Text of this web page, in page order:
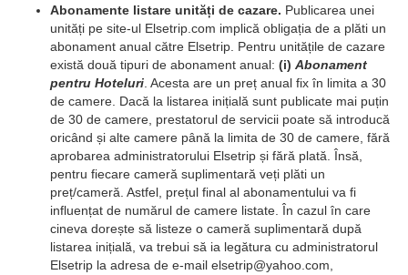
Abonamente listare unități de cazare. Publicarea unei
unități pe site-ul Elsetrip.com implică obligația de a plăti un
abonament anual către Elsetrip. Pentru unitățile de cazare
există două tipuri de abonament anual: (i) Abonament
pentru Hoteluri . Acesta are un preț anual fix în limita a 30
de camere. Dacă la listarea inițială sunt publicate mai puțin
de 30 de camere, prestatorul de servicii poate să introducă
oricând și alte camere până la limita de 30 de camere, fără
aprobarea administratorului Elsetrip și fără plată. Însă,
pentru fiecare cameră suplimentară veți plăti un
preț/cameră. Astfel, prețul final al abonamentului va fi
influențat de numărul de camere listate. În cazul în care
cineva dorește să listeze o cameră suplimentară după
listarea inițială, va trebui să ia legătura cu administratorul
Elsetrip la adresa de e-mail elsetrip@yahoo.com,